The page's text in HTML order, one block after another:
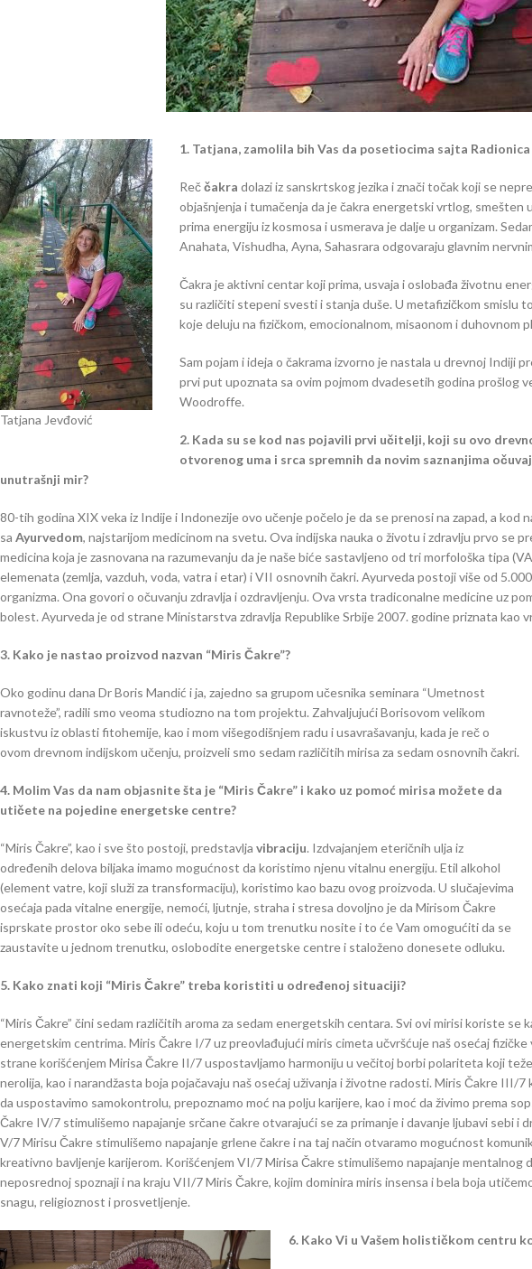
Tatjana Jevđović
1. Tatjana, zamolila bih Vas da posetiocima sajta
Reččakra dolazi iz sanskrtskog jezika i znači točak koji se
objašnjenja i tumačenja da je čakra energetski vrtlog,
prima energiju iz kosmosa i usmerava je dalje u organizam.
Anahata, Vishudha, Ayna, Sahasrara odgovaraju glavnim
Čakra je aktivni centar koji prima, usvaja i oslobađa životnu
su različiti stepeni svesti i stanja duše. U metafizičkom smislu
koje deluju na fizičkom, emocionalnom, misaonom i duhovnom
Sam pojam i ideja o čakrama izvorno je nastala u drevnoj Indiji
prvi put upoznata sa ovim pojmom dvadesetih godina prošlog
Woodroffe.
2. Kada su se kod nas pojavili prvi učitelji, koji su ovo
otvorenog uma i srca spremnih da novim saznanjima
unutrašnji mir?
80-tih godina XIX veka iz Indije i Indonezije ovo učenje počelo je da se prenosi na zapad, a kod
sa Ayurvedom, najstarijom medicinom na svetu. Ova indijska nauka o životu i zdravlju prvo se
medicina koja je zasnovana na razumevanju da je naše biće sastavljeno od tri morfološka tipa
elemenata (zemlja, vazduh, voda, vatra i etar) i VII osnovnih čakri. Ayurveda postoji više od
organizma. Ona govori o očuvanju zdravlja i ozdravljenju. Ova vrsta tradiconalne medicine uz
bolest. Ayurveda je od strane Ministarstva zdravlja Republike Srbije 2007. godine priznata kao
3. Kako je nastao proizvod nazvan “Miris Čakre”?
Oko godinu dana Dr Boris Mandić i ja, zajedno sa grupom učesnika seminara “Umetnost
ravnoteže”, radili smo veoma studiozno na tom projektu. Zahvaljujući Borisovom velikom
iskustvu iz oblasti fitohemije, kao i mom višegodišnjem radu i usavrašavanju, kada je reč o
ovom drevnom indijskom učenju, proizveli smo sedam različitih mirisa za sedam osnovnih čakri.
4. Molim Vas da nam objasnite šta je “Miris Čakre” i kako uz pomoć mirisa možete da
utičete na pojedine energetske centre?
“Miris Čakre”, kao i sve što postoji, predstavlja vibraciju. Izdvajanjem eteričnih ulja iz
određenih delova biljaka imamo mogućnost da koristimo njenu vitalnu energiju. Etil alkohol
(element vatre, koji služi za transformaciju), koristimo kao bazu ovog proizvoda. U slučajevima
osećaja pada vitalne energije, nemoći, ljutnje, straha i stresa dovoljno je da Mirisom Čakre
isprskate prostor oko sebe ili odeću, koju u tom trenutku nosite i to će Vam omogućiti da se
zaustavite u jednom trenutku, oslobodite energetske centre i staloženo donesete odluku.
5. Kako znati koji “Miris Čakre” treba koristiti u određenoj situaciji?
“Miris Čakre” čini sedam različitih aroma za sedam energetskih centara. Svi ovi mirisi koriste
energetskim centrima. Miris Čakre I/7 uz preovlađujući miris cimeta učvršćuje naš osećaj
strane korišćenjem Mirisa Čakre II/7 uspostavljamo harmoniju u večitoj borbi polariteta koji
nerolija, kao i narandžasta boja pojačavaju naš osećaj uživanja i životne radosti. Miris Čakre III/7
da uspostavimo samokontrolu, prepoznamo moć na polju karijere, kao i moć da živimo prema
Čakre IV/7 stimulišemo napajanje srčane čakre otvarajući se za primanje i davanje ljubavi sebi i
V/7 Mirisu Čakre stimulišemo napajanje grlene čakre i na taj način otvaramo mogućnost
kreativno bavljenje karijerom. Korišćenjem VI/7 Mirisa Čakre stimulišemo napajanje mentalnog
neposrednoj spoznaji i na kraju VII/7 Miris Čakre, kojim dominira miris insensa i bela boja
snagu, religioznost i prosvetljenje.
6. Kako Vi u Vašem holističkom centru